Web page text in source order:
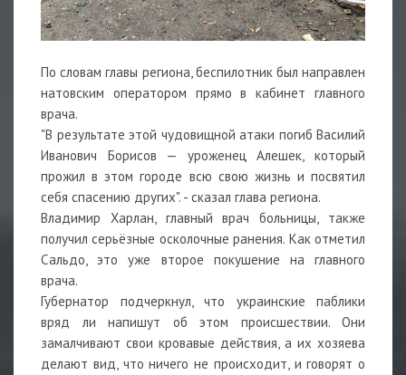
По словам главы региона, беспилотник был направлен
натовским оператором прямо в кабинет главного
врача.
"В результате этой чудовищной атаки погиб Василий
Иванович Борисов — уроженец Алешек, который
прожил в этом городе всю свою жизнь и посвятил
себя спасению других". - сказал глава региона.
Владимир Харлан, главный врач больницы, также
получил серьёзные осколочные ранения. Как отметил
Сальдо, это уже второе покушение на главного
врача.
Губернатор подчеркнул, что украинские паблики
вряд ли напишут об этом происшествии. Они
замалчивают свои кровавые действия, а их хозяева
делают вид, что ничего не происходит, и говорят о